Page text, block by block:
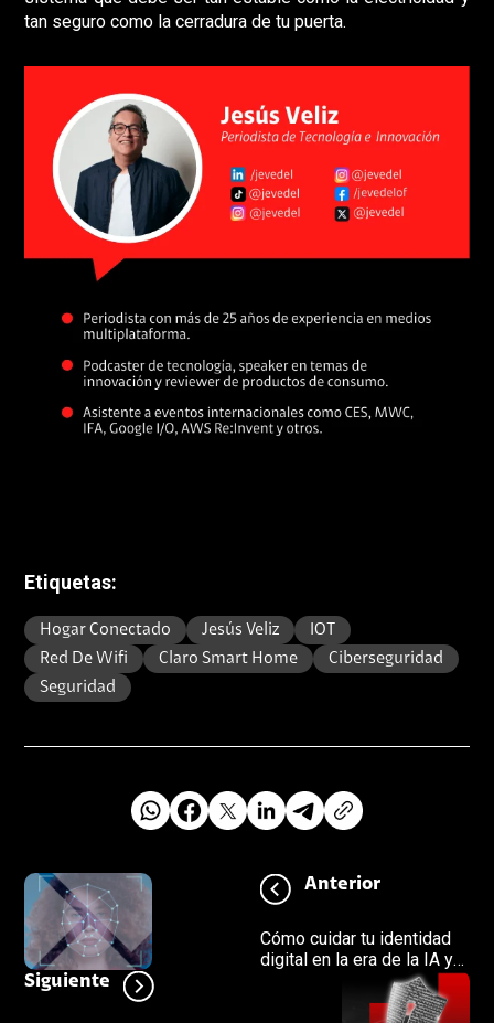
tan seguro como la cerradura de tu puerta.
Etiquetas:
Hogar Conectado Jesús Veliz
IOT
Red De Wifi
Claro Smart Home
Ciberseguridad
Seguridad
Anterior
Cómo cuidar tu identidad
digital en la era de la IA y
Siguiente